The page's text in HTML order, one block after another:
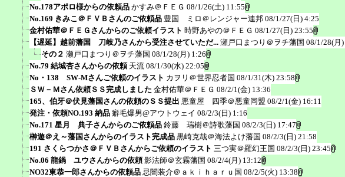
No.178アポロ様からの依頼品 かすみ＠ＦＥＧ 08/1/26(土) 11:55
No.169 きみこ＠ＦＶＢさんのご依頼品 豊国 ミロ＠レンジャー連邦 08/1/27(日) 4:25
金村佑華＠ＦＥＧさんからのご依頼イラスト 時野あやの＠ＦＥＧ 08/1/27(日) 23:55
【遅延】越前藩国 刀岐乃さんから受注させていただ... 瀬戸口まつり＠ヲチ藩国 08/1/28(月)
その２ 瀬戸口まつり＠ヲチ藩国 08/1/28(月) 1:26
No.79 結城杏さんからの依頼 天流 08/1/30(水) 22:05
No・138 SW-Mさんご依頼のイラスト カヲリ＠世界忍者国 08/1/31(木) 23:58
ＳＷ－Ｍさん依頼ＳＳ完成しました 金村佑華＠ＦＥＧ 08/2/1(金) 13:36
165、伯牙＠伏見藩国さんの依頼のＳＳ提出 悪童屋 四季＠悪童同盟 08/2/1(金) 16:11
発注・依頼NO.193 納品 癖毛爆男@アウトウェイ 08/2/3(日) 1:16
No.171 星月 典子さんからのご依頼品 鈴藤 瑞樹＠詩歌藩国 08/2/3(日) 17:47
榊遊＠え～藩国さんからのイラスト完成品 黒崎克哉＠海法よけ藩国 08/2/3(日) 21:58
191 さくらつかさ＠ＦＶＢさんからご依頼のイラスト 三つ実＠羅幻王国 08/2/3(日) 23:45
No.06 龍鍋 ユウさんからの依頼 影法師＠玄霧藩国 08/2/4(月) 13:12
NO32東恭一郎さんからの依頼品 忌闇装介＠ａｋｉｈａｒｕ国 08/2/5(火) 13:38